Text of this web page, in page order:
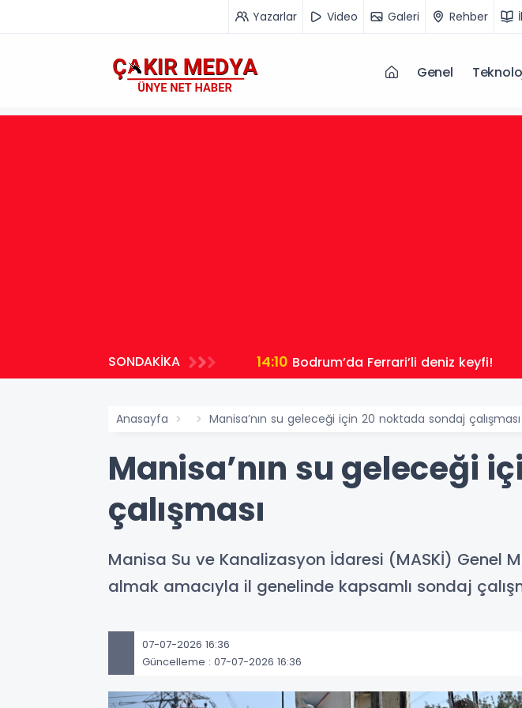
Yazarlar Video Galeri Rehber
Genel
SONDAKİKA 14:10 Bodrum’da Ferrari’li deniz keyfi!
Anasayfa Manisa’nın su geleceği için 20 noktada sondaj çalışması
Manisa’nın su geleceği
çalışması
Manisa Su ve Kanalizasyon İdaresi (MASKİ) Genel
almak amacıyla il genelinde kapsamlı sondaj
07-07-2026 16:36
Güncelleme : 07-07-2026 16:36